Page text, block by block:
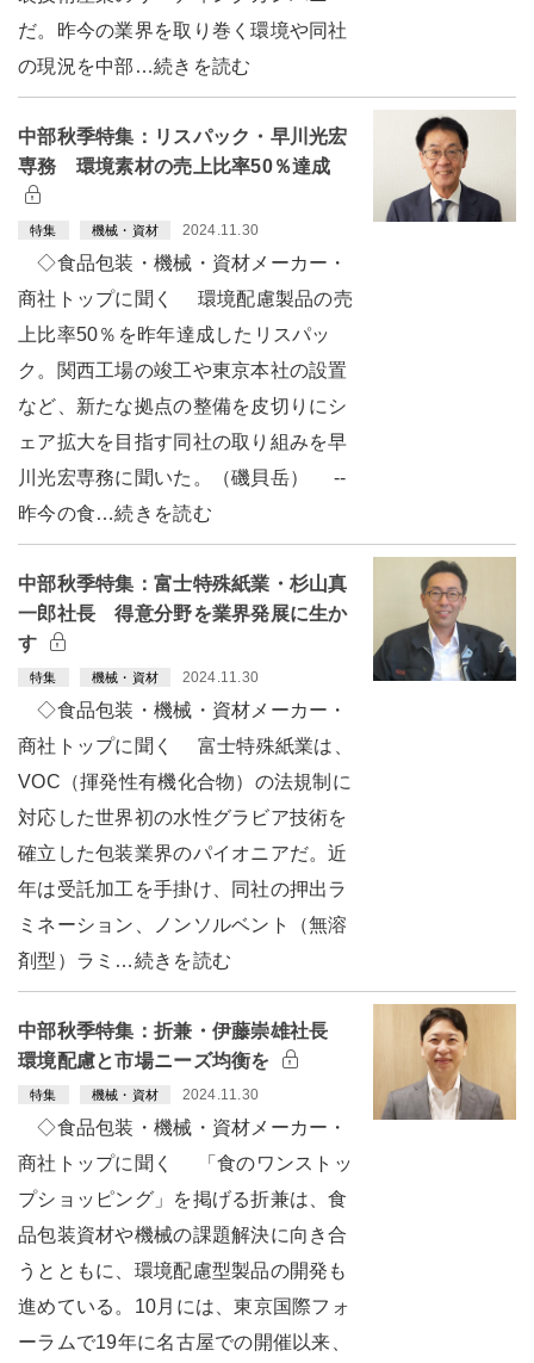
だ。昨今の業界を取り巻く環境や同社
の現況を中部…続きを読む
中部秋季特集：リスパック・早川光宏
専務 環境素材の売上比率50％達成
特集 機械・資材 2024.11.30
◇食品包装・機械・資材メーカー・
商社トップに聞く 環境配慮製品の売
上比率50％を昨年達成したリスパッ
ク。関西工場の竣工や東京本社の設置
など、新たな拠点の整備を皮切りにシ
ェア拡大を目指す同社の取り組みを早
川光宏専務に聞いた。（磯貝岳） --
昨今の食…続きを読む
中部秋季特集：富士特殊紙業・杉山真
一郎社長 得意分野を業界発展に生か
す
特集 機械・資材 2024.11.30
◇食品包装・機械・資材メーカー・
商社トップに聞く 富士特殊紙業は、
VOC（揮発性有機化合物）の法規制に
対応した世界初の水性グラビア技術を
確立した包装業界のパイオニアだ。近
年は受託加工を手掛け、同社の押出ラ
ミネーション、ノンソルベント（無溶
剤型）ラミ…続きを読む
中部秋季特集：折兼・伊藤崇雄社長
環境配慮と市場ニーズ均衡を
特集 機械・資材 2024.11.30
◇食品包装・機械・資材メーカー・
商社トップに聞く 「食のワンストッ
プショッピング」を掲げる折兼は、食
品包装資材や機械の課題解決に向き合
うとともに、環境配慮型製品の開発も
進めている。10月には、東京国際フォ
ーラムで19年に名古屋での開催以来、